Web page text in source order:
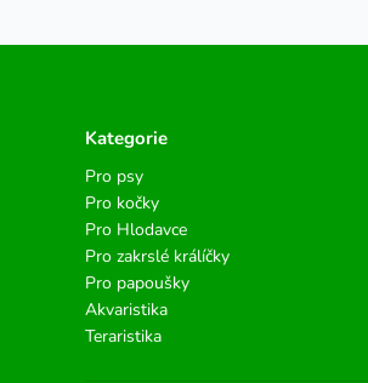
Kategorie
Pro psy
Pro kočky
Pro Hlodavce
Pro zakrslé králíčky
Pro papoušky
Akvaristika
Teraristika